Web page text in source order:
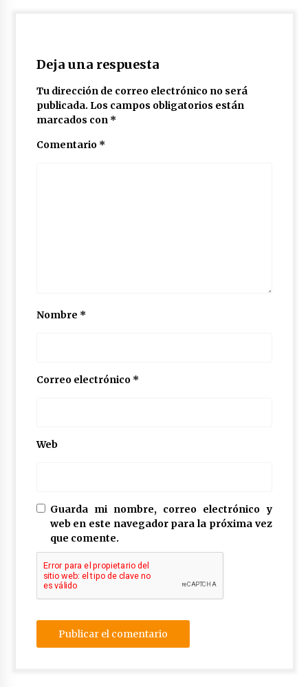
Deja una respuesta
Tu dirección de correo electrónico no será
publicada. Los campos obligatorios están
marcados con *
Comentario *
Nombre *
Correo electrónico *
Web
Guarda mi nombre, correo electrónico y
web en este navegador para la próxima vez
que comente.